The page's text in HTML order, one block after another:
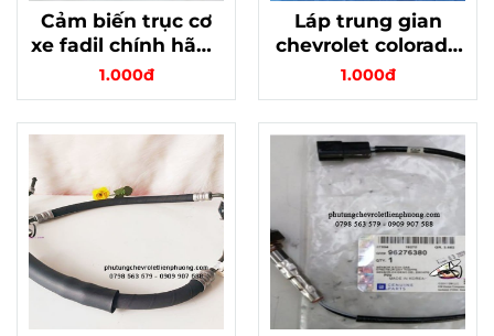
Cảm biến trục cơ
xe fadil chính hãng
GM mã 12662533 -
Sự ổn định và tin
cậy
1.000đ
Láp trung gian
chevrolet colorado
chính hãng gm mã
94767731
1.000đ